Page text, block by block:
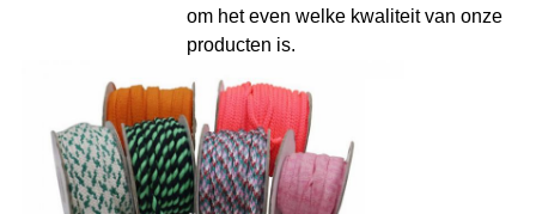
om het even welke kwaliteit van onze
producten is.